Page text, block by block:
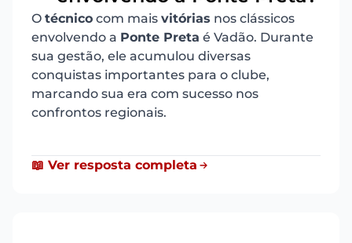
O técnico com mais vitórias nos clássicos
envolvendo a Ponte Preta é Vadão. Durante
sua gestão, ele acumulou diversas
conquistas importantes para o clube,
marcando sua era com sucesso nos
confrontos regionais.
📖 Ver resposta completa